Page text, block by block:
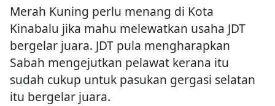
Merah Kuning perlu menang di Kota
Kinabalu jika mahu melewatkan usaha JDT
bergelar juara. JDT pula mengharapkan
Sabah mengejutkan pelawat kerana itu
sudah cukup untuk pasukan gergasi selatan
itu bergelar juara.